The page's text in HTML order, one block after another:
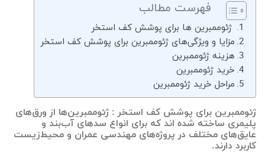
فهرست مطالب
ژئوممبرین ها برای پوشش کف استخر
مزایا و ویژگی‌های ژئوممبرین برای پوشش کف استخر
هزینه ژئوممبرین
خرید ژئوممبرین
مراحل خرید ژئوممبرین
ژئوممبرین برای پوشش کف استخر : ژئوممبرین‌ها از ورق‌های
پلیمری ساخته شده اند که برای انواع سدهای آب‌بند و
عایق‌های مختلف در پروژه‌های مهندسی عمران و محیط‌زیست
کاربرد دارند.